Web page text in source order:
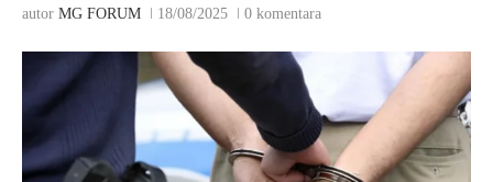
autor MG FORUM 18/08/2025 0 komentara